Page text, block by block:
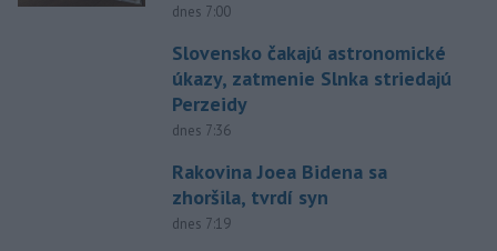
dnes 7:00
Slovensko čakajú astronomické
úkazy, zatmenie Slnka striedajú
Perzeidy
dnes 7:36
Rakovina Joea Bidena sa
zhoršila, tvrdí syn
dnes 7:19